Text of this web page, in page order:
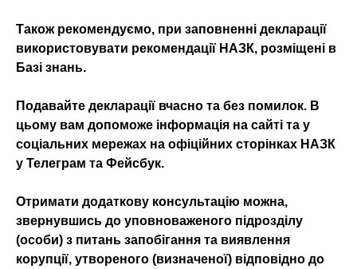
Також рекомендуємо, при заповненні декларації
використовувати рекомендації НАЗК, розміщені в
Базі знань.
Подавайте декларації вчасно та без помилок. В
цьому вам допоможе інформація на сайті та у
соціальних мережах на офіційних сторінках НАЗК
у Телеграм та Фейсбук.
Отримати додаткову консультацію можна,
звернувшись до уповноваженого підрозділу
(особи) з питань запобігання та виявлення
корупції, утвореного (визначеної) відповідно до